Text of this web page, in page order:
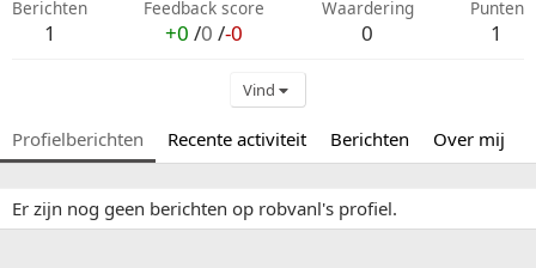
Berichten
1
Feedback score
+0 /0 /-0
Waardering
0
Punten
1
Vind
Profielberichten Recente activiteit Berichten Over mij
Er zijn nog geen berichten op robvanl's profiel.